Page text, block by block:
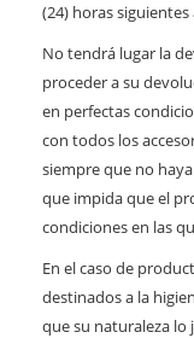
(24) horas
No tendrá lugar la
proceder a su
en perfectas
con todos los
siempre que no
que impida que el
condiciones en las
En el caso de
destinados a la
que su naturaleza lo